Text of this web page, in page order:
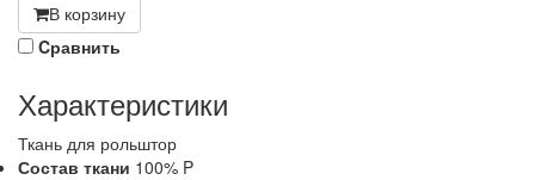
В корзину
Cравнить
Характеристики
Ткань для рольштор
Состав ткани 100% P